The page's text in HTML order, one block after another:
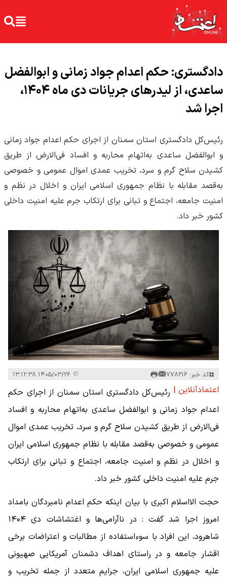
دادگستری: حکم اعدام جواد زمانی و ابوالفضل
ساعدی، از لیدر‌های جریانات دی ماه ۱۴۰۴،
اجرا شد
رئیس‌کل دادگستری استان سمنان از اجرای حکم اعدام جواد زمانی
و ابوالفضل ساعدی به‌اتهام محاربه و افساد فی‌الارض از طریق
کشیدن سلاح گرم و سرد، تخریب عمدی اموال عمومی و خصوصی
به‌قصد مقابله با نظام جمهوری اسلامی ایران و اخلال در نظم و
امنیت جامعه، اجتماع و تبانی برای ارتکاب جرم علیه امنیت داخلی
کشور خبر داد.
کد خبر: 778216
اعتمادآنلاین | رئیس‌کل دادگستری استان سمنان از اجرای حکم
اعدام جواد زمانی و ابوالفضل ساعدی به‌اتهام محاربه و افساد
فی‌الارض از طریق کشیدن سلاح گرم و سرد، تخریب عمدی اموال
عمومی و خصوصی به‌قصد مقابله با نظام جمهوری اسلامی ایران
و اخلال در نظم و امنیت جامعه، اجتماع و تبانی برای ارتکاب
جرم علیه امنیت داخلی کشور خبر داد.
حجت الااسلام اکبری با بیان اینکه حکم اعدام نامبردگان بامداد
امروز اجرا شد گفت : در ناآرامی‌ها و اغتشاشات دی ۱۴۰۴
شاهرود، این افراد با سوءاستفاده از مطالبات و اعتراضات برخی
اقشار جامعه و در راستای اهداف دشمنان آمریکایی صهیونی
علیه جمهوری اسلامی ایران، جرایم متعدد از جمله تخریب و